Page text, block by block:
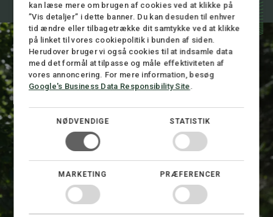
kan læse mere om brugen af cookies ved at klikke på
”Vis detaljer” i dette banner. Du kan desuden til enhver
tid ændre eller tilbagetrække dit samtykke ved at klikke
på linket til vores cookiepolitik i bunden af siden.
Herudover bruger vi også cookies til at indsamle data
med det formål at tilpasse og måle effektiviteten af
vores annoncering. For mere information, besøg
Google's Business Data Responsibility Site
NØDVENDIGE STATISTIK
MARKETING PRÆFERENCER